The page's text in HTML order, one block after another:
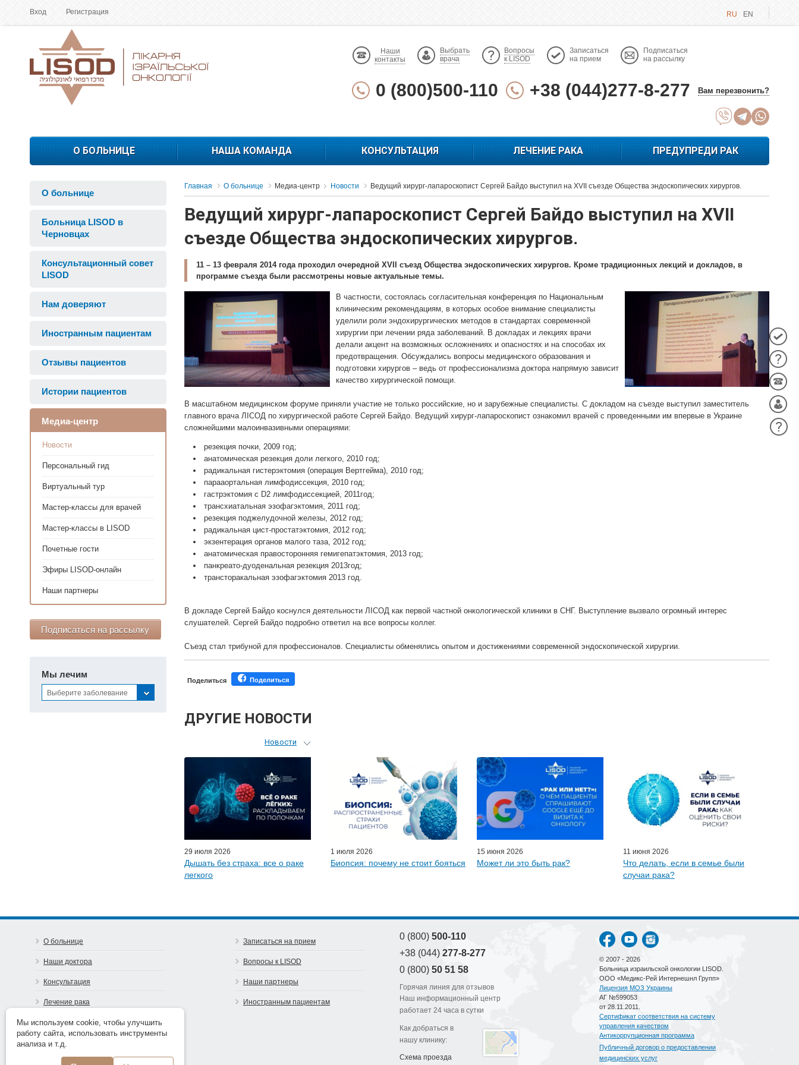
Вход Регистрация RU EN
Наши
контакты
Выбрать
врача
Вопросы
к LISOD
Записаться
на прием
Подписаться
на рассылку
0 (800)500-110 +38 (044)277-8-277 Вам перезвонить?
О БОЛЬНИЦЕ НАША КОМАНДА КОНСУЛЬТАЦИЯ ЛЕЧЕНИЕ РАКА ПРЕДУПРЕДИ РАК
О больнице
Больница LISOD в
Черновцах
Консультационный совет
LISOD
Нам доверяют
Иностранным пациентам
Отзывы пациентов
Истории пациентов
Медиа-центр
Новости
Персональный гид
Виртуальный тур
Мастер-классы для врачей
Мастер-классы в LISOD
Почетные гости
Эфиры LISOD-онлайн
Наши партнеры
Подписаться на рассылку
Мы лечим
Выберите заболевание
Главная О больнице Медиа-центр Новости Ведущий хирург-лапароскопист Сергей Байдо выступил на XVII съезде Общества эндоскопических хирургов.
Ведущий хирург-лапароскопист Сергей Байдо выступил на XVII
съезде Общества эндоскопических хирургов.
11 – 13 февраля 2014 года проходил очередной XVII съезд Общества эндоскопических хирургов. Кроме традиционных лекций и докладов, в
программе съезда были рассмотрены новые актуальные темы.
В частности, состоялась согласительная конференция по Национальным
клиническим рекомендациям, в которых особое внимание специалисты
уделили роли эндохирургических методов в стандартах современной
хирургии при лечении ряда заболеваний. В докладах и лекциях врачи
делали акцент на возможных осложнениях и опасностях и на способах их
предотвращения. Обсуждались вопросы медицинского образования и
подготовки хирургов – ведь от профессионализма доктора напрямую зависит
качество хирургической помощи.
В масштабном медицинском форуме приняли участие не только российские, но и зарубежные специалисты. С докладом на съезде выступил заместитель
главного врача ЛIСОД по хирургической работе Сергей Байдо. Ведущий хирург-лапароскопист ознакомил врачей с проведенными им впервые в Украине
сложнейшими малоинвазивными операциями:
резекция почки, 2009 год;
анатомическая резекция доли легкого, 2010 год;
радикальная гистерэктомия (операция Вертгейма), 2010 год;
парааортальная лимфодиссекция, 2010 год;
гастрэктомия с D2 лимфодиссекцией, 2011год;
трансхиатальная эзофагэктомия, 2011 год;
резекция поджелудочной железы, 2012 год;
радикальная цист-простатэктомия, 2012 год;
экзентерация органов малого таза, 2012 год;
анатомическая правосторонняя гемигепатэктомия, 2013 год;
панкреато-дуоденальная резекция 2013год;
трансторакальная эзофагэктомия 2013 год.
В докладе Сергей Байдо коснулся деятельности ЛIСОД как первой частной онкологической клиники в СНГ. Выступление вызвало огромный интерес
слушателей. Сергей Байдо подробно ответил на все вопросы коллег.
Съезд стал трибуной для профессионалов. Специалисты обменялись опытом и достижениями современной эндоскопической хирургии.
Поделиться Поделиться
ДРУГИЕ НОВОСТИ
Новости
Персональный гид
Мастер-классы для врачей
Почетные гости
Эфиры LISOD-онлайн
Наши партнеры
29 июля 2026
Дышать без страха: все о раке
легкого
1 июля 2026
Биопсия: почему не стоит бояться
15 июня 2026
Может ли это быть рак?
11 июня 2026
Что делать, если в семье были
случаи рака?
О больнице
Наши доктора
Консультация
Лечение рака
Предупреди рак
Контакты
Записаться на прием
Вопросы к LISOD
Наши партнеры
Иностранным пациентам
0 (800) 500-110
+38 (044) 277-8-277
0 (800) 50 51 58
Горячая линия для отзывов
Наш информационный центр
работает 24 часа в сутки
Как добраться в
нашу клинику:
Схема проезда
© 2007 - 2026
Больница израильской онкологии LISOD.
ООО «Медикс-Рей Интернешнл Групп»
Лицензия МОЗ Украины
АГ №599053
от 28.11.2011.
Сертификат соответствия на систему
управления качеством
Антикоррупционная программа
Публичный договор о предоставлении
медицинских услуг
Мы используем cookie, чтобы улучшить
работу сайта, использовать инструменты
анализа и т.д.